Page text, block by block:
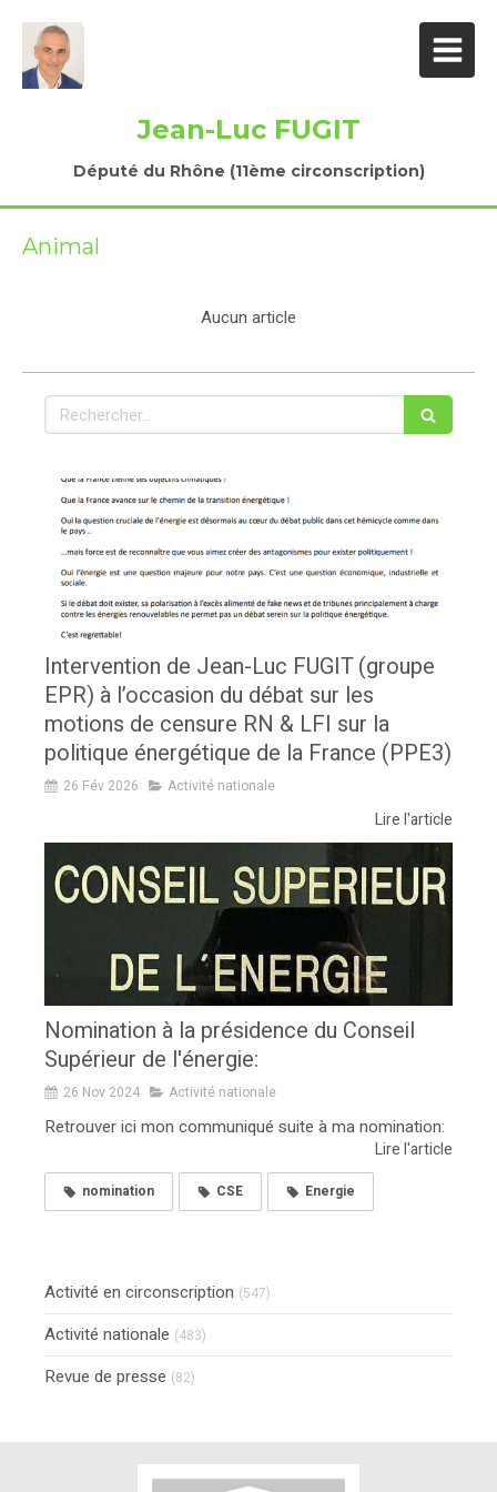
Jean-Luc FUGIT
Député du Rhône (11ème circonscription)
Animal
Aucun article
Rechercher
Intervention de Jean-Luc FUGIT (groupe
EPR) à l’occasion du débat sur les
motions de censure RN & LFI sur la
politique énergétique de la France (PPE3)
26 Fév 2026 Activité nationale
Lire l'article
Nomination à la présidence du Conseil
Supérieur de l'énergie:
26 Nov 2024 Activité nationale
Retrouver ici mon communiqué suite à ma nomination:
Lire l'article
nomination CSE Energie
Activité en circonscription (547)
Activité nationale (483)
Revue de presse (82)